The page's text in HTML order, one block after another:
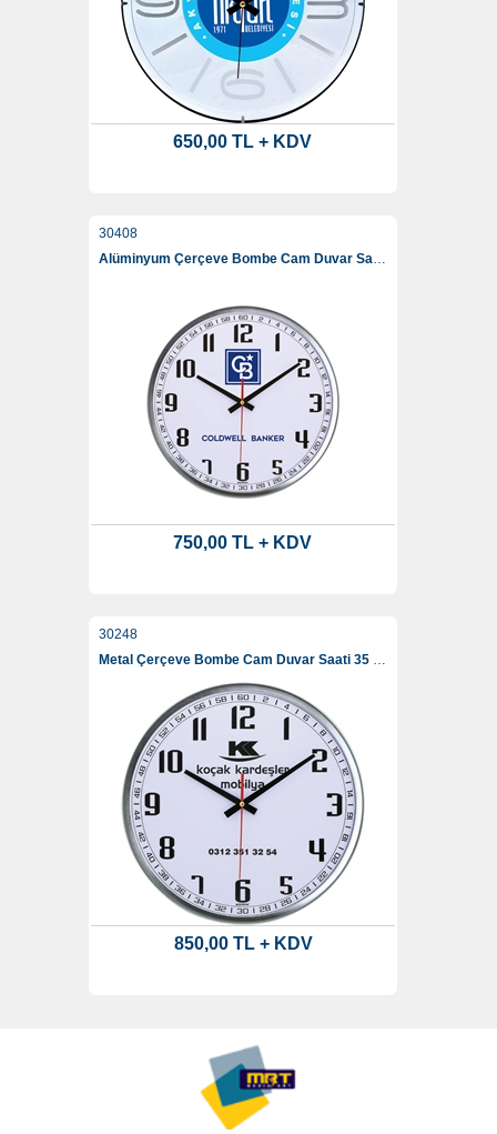
650,00 TL + KDV
30408
Alüminyum Çerçeve Bombe Cam Duvar Saati 35 Cm
750,00 TL + KDV
30248
Metal Çerçeve Bombe Cam Duvar Saati 35 Cm
850,00 TL + KDV